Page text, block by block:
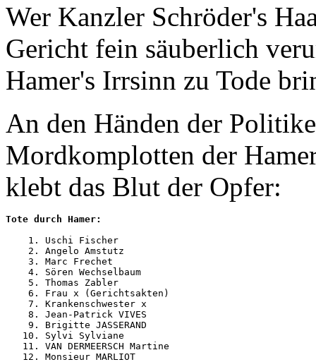
Wer Kanzler Schröder's
Gericht fein säuberlich
Hamer's Irrsinn zu Tode
An den Händen der
Mordkomplotten der
klebt das Blut der Opfer:
Tote durch Hamer:
    1. Uschi Fischer
    2. Angelo Amstutz
    3. Marc Frechet
    4. Sören Wechselbaum
    5. Thomas Zabler
    6. Frau x (Gerichtsakten)
    7. Krankenschwester x
    8. Jean-Patrick VIVES
    9. Brigitte JASSERAND
   10. Sylvi Sylviane
   11. VAN DERMEERSCH Martine
   12. Monsieur MARLIOT